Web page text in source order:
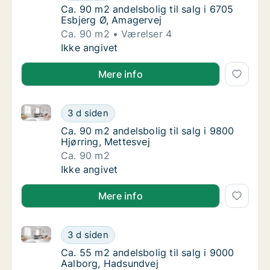
Ca. 90 m2 andelsbolig til salg i 6705
Ca. 90 m2 andelsbolig til salg i 6705
Esbjerg Ø, Amagervej
Ca. 90 m2
Værelser 4
Ca. 90 m2 andelsbolig til salg i 6705
Ikke angivet
Mere info
Ca. 90 m2 andelsbolig til salg i 9800
3 d siden
Ca. 90 m2 andelsbolig til salg i 9800 Hjørring,
Ca. 90 m2 andelsbolig til salg i 9800
Ca. 90 m2 andelsbolig til salg i 9800
Hjørring, Mettesvej
Ca. 90 m2
Ca. 90 m2 andelsbolig til salg i 9800
Ikke angivet
Mere info
Ca. 55 m2 andelsbolig til salg i 9000
3 d siden
Ca. 55 m2 andelsbolig til salg i 9000 Aalborg,
Ca. 55 m2 andelsbolig til salg i 9000
Ca. 55 m2 andelsbolig til salg i 9000
Aalborg, Hadsundvej